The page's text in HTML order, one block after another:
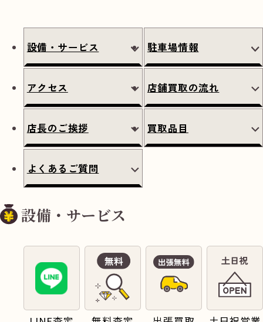
設備・サービス 駐車場情報
アクセス 店舗買取の流れ
店長のご挨拶 買取品目
よくあるご質問
設備・サービス